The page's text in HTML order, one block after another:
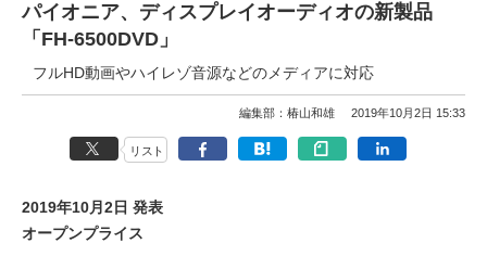
パイオニア、ディスプレイオーディオの新製品
「FH-6500DVD」
フルHD動画やハイレゾ音源などのメディアに対応
編集部：椿山和雄 2019年10月2日 15:33
リスト
2019年10月2日 発表
オープンプライス